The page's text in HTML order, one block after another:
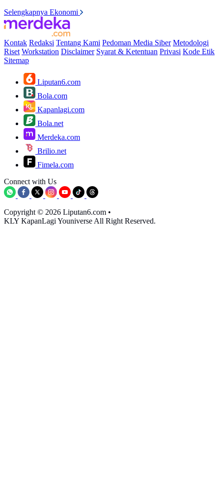
Selengkapnya Ekonomi
Kontak Redaksi Tentang Kami Pedoman Media Siber Metodologi
Riset Workstation Disclaimer Syarat & Ketentuan Privasi Kode Etik
Sitemap
Liputan6.com
Bola.com
Kapanlagi.com
Bola.net
Merdeka.com
Brilio.net
Fimela.com
Connect with Us
Copyright © 2026 Liputan6.com •
KLY KapanLagi Youniverse All Right Reserved.